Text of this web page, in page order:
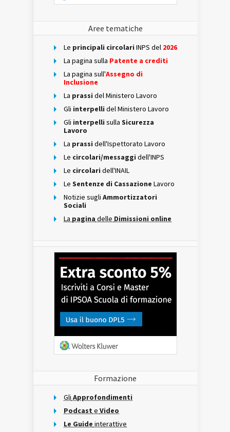
Aree tematiche
Le principali circolari INPS del 2026
La pagina sulla Patente a crediti
La pagina sull'Assegno di
Inclusione
La prassi del Ministero Lavoro
Gli interpelli del Ministero Lavoro
Gli interpelli sulla Sicurezza
Lavoro
La prassi dell'Ispettorato Lavoro
Le circolari/messaggi dell'INPS
Le circolari dell'INAIL
Le Sentenze di Cassazione Lavoro
Notizie sugli Ammortizzatori
Sociali
La pagina delle Dimissioni online
Formazione
Gli Approfondimenti
Podcast e Video
Le Guide interattive